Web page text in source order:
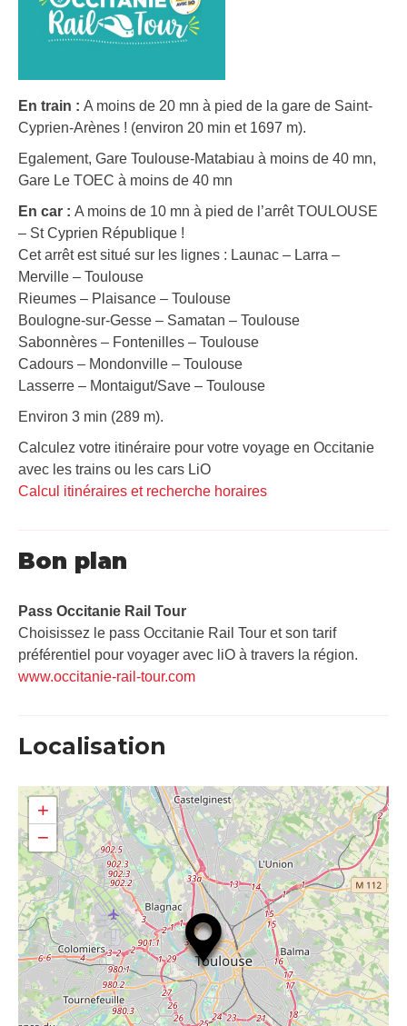
En train : A moins de 20 mn à pied de la gare de Saint-
Cyprien-Arènes ! (environ 20 min et 1697 m).
Egalement, Gare Toulouse-Matabiau à moins de 40 mn,
Gare Le TOEC à moins de 40 mn
En car : A moins de 10 mn à pied de l’arrêt TOULOUSE
– St Cyprien République !
Cet arrêt est situé sur les lignes : Launac – Larra –
Merville – Toulouse
Rieumes – Plaisance – Toulouse
Boulogne-sur-Gesse – Samatan – Toulouse
Sabonnères – Fontenilles – Toulouse
Cadours – Mondonville – Toulouse
Lasserre – Montaigut/Save – Toulouse
Environ 3 min (289 m).
Calculez votre itinéraire pour votre voyage en Occitanie
avec les trains ou les cars LiO
Calcul itinéraires et recherche horaires
Bon plan
Pass Occitanie Rail Tour​
Choisissez le pass Occitanie Rail Tour et son tarif
préférentiel pour voyager avec liO à travers la région.
www.occitanie-rail-tour.com
Localisation
+
−